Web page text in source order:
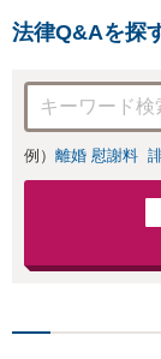
法律Q&Aを探
例） 離婚 慰謝料